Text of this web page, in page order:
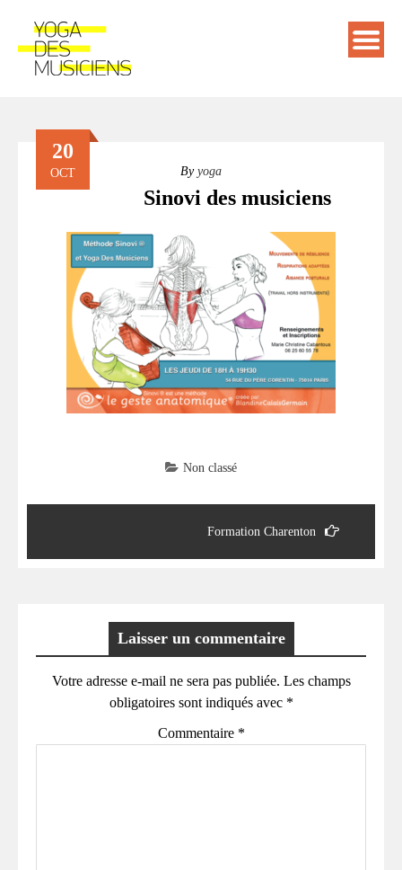
20
OCT By yoga
Sinovi des musiciens
Non classé
Navigation
l’article
Formation Charenton
Laisser un commentaire
Votre adresse e-mail ne sera pas publiée. Les champs
obligatoires sont indiqués avec *
Commentaire *